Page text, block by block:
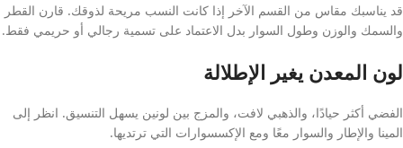
قد يناسبك مقاس من القسم الآخر إذا كانت النسب مريحة لذوقك. قارن القطر
والسمك والوزن وطول السوار بدل الاعتماد على تسمية رجالي أو حريمي فقط.
لون المعدن يغير الإطلالة
الفضي أكثر حيادًا، والذهبي لافت، والمزج بين لونين يسهل التنسيق. انظر إلى
المينا والإطار والسوار معًا ومع الإكسسوارات التي ترتديها.